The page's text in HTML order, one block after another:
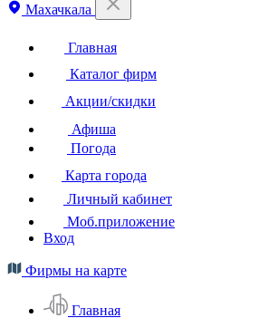
Махачкала
Главная
Каталог фирм
Акции/скидки
Афиша
Погода
Карта города
Личный кабинет
Моб.приложение
Вход
Фирмы на карте
Главная